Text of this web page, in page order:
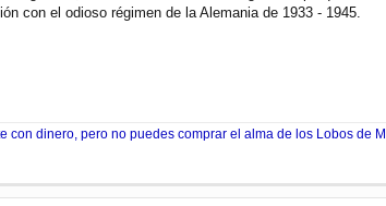
con el odioso régimen de la Alemania de 1933 - 1945.
con dinero, pero no puedes comprar el alma de los Lobos de